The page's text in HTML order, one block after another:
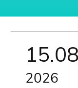
15.
2026